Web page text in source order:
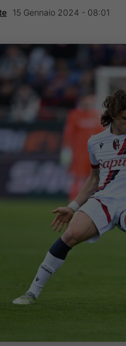
15 Gennaio 2024 - 08:01